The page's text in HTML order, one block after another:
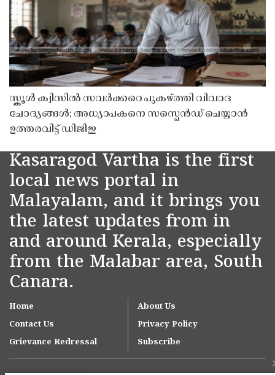
സ്കൂൾ ക്വിസിൽ സവർക്കറെ പുകഴ്ത്തി വിവാദ
ചോദ്യങ്ങൾ; അധ്യാപകനെ സസ്പെൻഡ് ചെയ്യാൻ
ഉത്തരവിട്ട് ഡിജിഇ
Kasaragod Vartha is the first
local news portal in
Malayalam, and it brings you
the latest updates from in
and around Kerala, especially
from the Malabar area, South
Canara.
Home
About Us
Contact Us
Privacy Policy
Grievance Redressal
Subscribe